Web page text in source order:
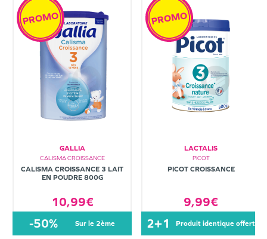
GALLIA
CALISMA CROISSANCE
CALISMA CROISSANCE 3 LAIT
EN POUDRE 800G
10,99€
PROMO
-50% sur le 2ème
LACTALIS
PICOT
PICOT CROISSANCE
9,99€
PROMO
2+1 produit identique offert